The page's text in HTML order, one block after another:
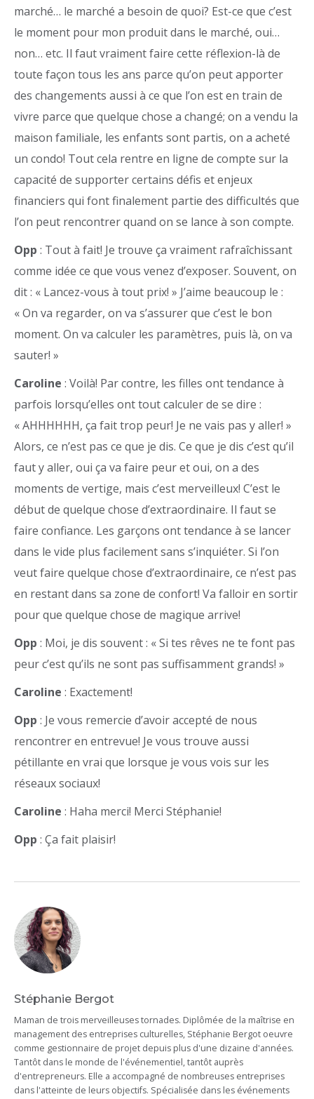
marché… le marché a besoin de quoi? Est-ce que c’est
le moment pour mon produit dans le marché, oui…
non… etc. Il faut vraiment faire cette réflexion-là de
toute façon tous les ans parce qu’on peut apporter
des changements aussi à ce que l’on est en train de
vivre parce que quelque chose a changé; on a vendu la
maison familiale, les enfants sont partis, on a acheté
un condo! Tout cela rentre en ligne de compte sur la
capacité de supporter certains défis et enjeux
financiers qui font finalement partie des difficultés que
l’on peut rencontrer quand on se lance à son compte.
Opp : Tout à fait! Je trouve ça vraiment rafraîchissant
comme idée ce que vous venez d’exposer. Souvent, on
dit : « Lancez-vous à tout prix! » J’aime beaucoup le :
« On va regarder, on va s’assurer que c’est le bon
moment. On va calculer les paramètres, puis là, on va
sauter! »
Caroline : Voilà! Par contre, les filles ont tendance à
parfois lorsqu’elles ont tout calculer de se dire :
« AHHHHHH, ça fait trop peur! Je ne vais pas y aller! »
Alors, ce n’est pas ce que je dis. Ce que je dis c’est qu’il
faut y aller, oui ça va faire peur et oui, on a des
moments de vertige, mais c’est merveilleux! C’est le
début de quelque chose d’extraordinaire. Il faut se
faire confiance. Les garçons ont tendance à se lancer
dans le vide plus facilement sans s’inquiéter. Si l’on
veut faire quelque chose d’extraordinaire, ce n’est pas
en restant dans sa zone de confort! Va falloir en sortir
pour que quelque chose de magique arrive!
Opp : Moi, je dis souvent : « Si tes rêves ne te font pas
peur c’est qu’ils ne sont pas suffisamment grands! »
Caroline : Exactement!
Opp : Je vous remercie d’avoir accepté de nous
rencontrer en entrevue! Je vous trouve aussi
pétillante en vrai que lorsque je vous vois sur les
réseaux sociaux!
Caroline : Haha merci! Merci Stéphanie!
Opp : Ça fait plaisir!
Stéphanie Bergot
Maman de trois merveilleuses tornades. Diplômée de la maîtrise en
management des entreprises culturelles, Stéphanie Bergot oeuvre
comme gestionnaire de projet depuis plus d'une dizaine d'années.
Tantôt dans le monde de l'événementiel, tantôt auprès
d'entrepreneurs. Elle a accompagné de nombreuses entreprises
dans l'atteinte de leurs objectifs. Spécialisée dans les événements